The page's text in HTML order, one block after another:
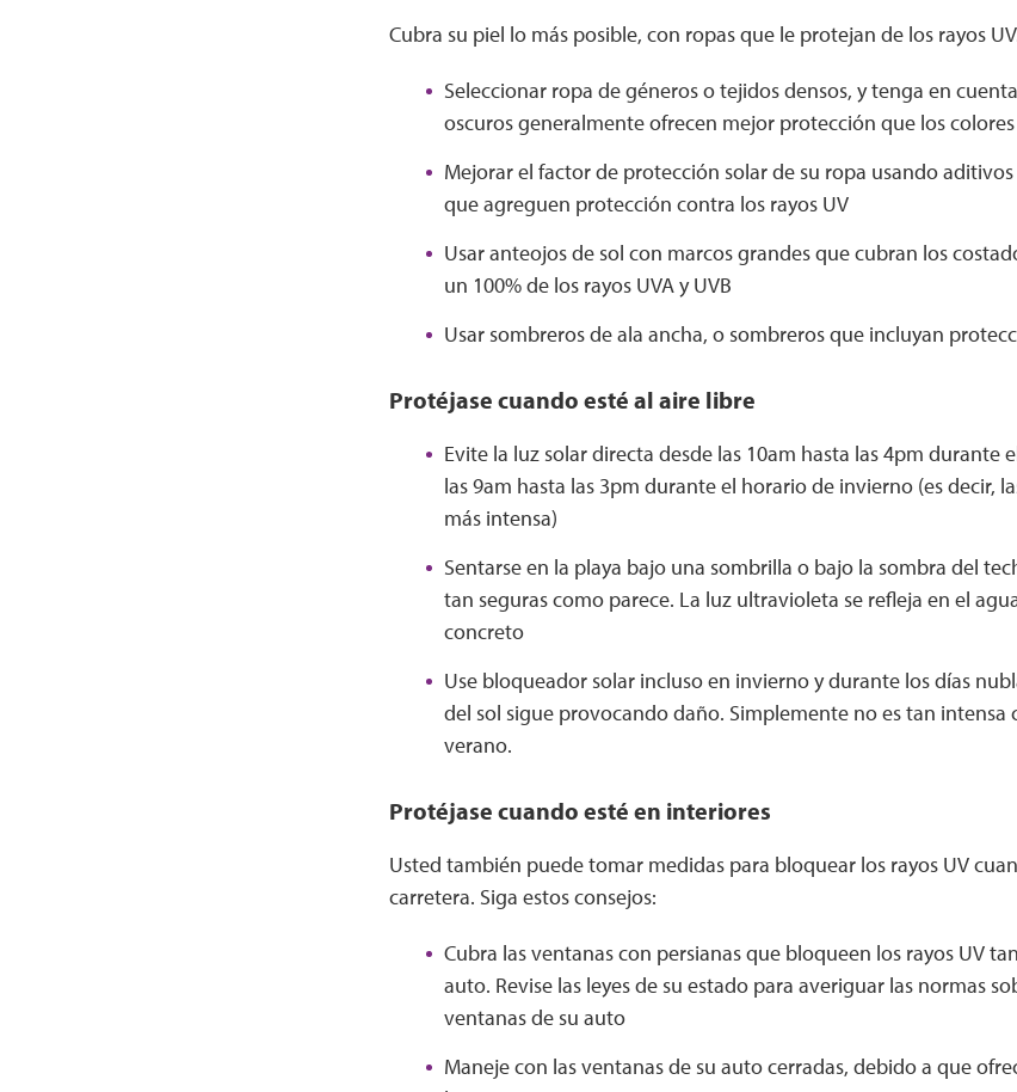
Cubra su piel lo más posible, con ropas que le protejan de los rayos
Seleccionar ropa de géneros o tejidos densos, y tenga en
oscuros generalmente ofrecen mejor protección que los
Mejorar el factor de protección solar de su ropa usando
que agreguen protección contra los rayos UV
Usar anteojos de sol con marcos grandes que cubran los
un 100% de los rayos UVA y UVB
Usar sombreros de ala ancha, o sombreros que incluyan
Protéjase cuando esté al aire libre
Evite la luz solar directa desde las 10am hasta las 4pm durante
las 9am hasta las 3pm durante el horario de invierno (es decir,
más intensa)
Sentarse en la playa bajo una sombrilla o bajo la sombra del
tan seguras como parece. La luz ultravioleta se refleja en el
concreto
Use bloqueador solar incluso en invierno y durante los días
del sol sigue provocando daño. Simplemente no es tan intensa
verano.
Protéjase cuando esté en interiores
Usted también puede tomar medidas para bloquear los rayos UV
carretera. Siga estos consejos:
Cubra las ventanas con persianas que bloqueen los rayos UV
auto. Revise las leyes de su estado para averiguar las normas
ventanas de su auto
Maneje con las ventanas de su auto cerradas, debido a que